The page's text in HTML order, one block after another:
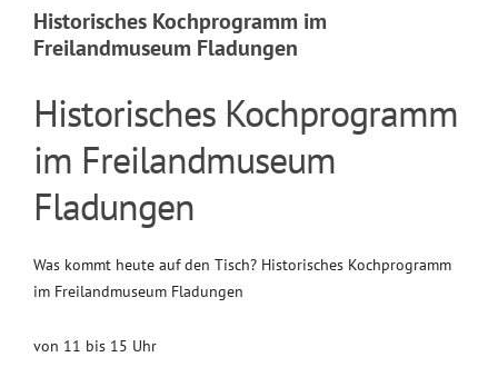
Historisches Kochprogramm im
Freilandmuseum Fladungen
Historisches Kochprogramm
im Freilandmuseum
Fladungen
Was kommt heute auf den Tisch? Historisches Kochprogramm
im Freilandmuseum Fladungen
von 11 bis 15 Uhr